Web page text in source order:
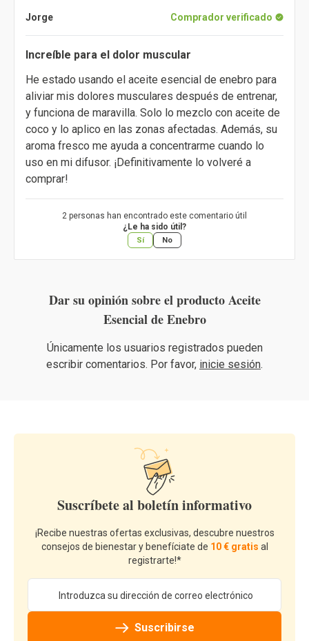
Jorge Comprador verificado
Increíble para el dolor muscular
He estado usando el aceite esencial de enebro para
aliviar mis dolores musculares después de entrenar,
y funciona de maravilla. Solo lo mezclo con aceite de
coco y lo aplico en las zonas afectadas. Además, su
aroma fresco me ayuda a concentrarme cuando lo
uso en mi difusor. ¡Definitivamente lo volveré a
comprar!
2 personas han encontrado este comentario útil
¿Le ha sido útil?
Sí No
Dar su opinión sobre el producto Aceite
Esencial de Enebro
Únicamente los usuarios registrados pueden
escribir comentarios. Por favor, inicie sesión.
Suscríbete al boletín informativo
¡Recibe nuestras ofertas exclusivas, descubre nuestros
consejos de bienestar y benefíciate de 10 € gratis al
registrarte!*
Suscribirse